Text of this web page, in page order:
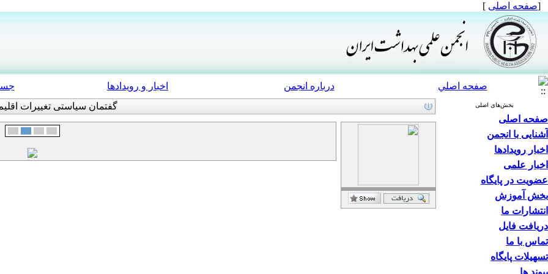
[صفحه اصلی ]
صفحه اصلي درباره انجمن اخبار و رویدادها
بخش‌های اصلی
صفحه اصلی
آشنایی با انجمن
اخبار رویدادها
اخبار علمی
عضویت در پایگاه
بخش آموزش
انتشارات ما
دریافت فایل
تماس با ما
تسهیلات پایگاه
پیوند ها
گفتمان سیاستی تغییرات